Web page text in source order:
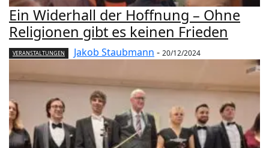
Ein Widerhall der Hoffnung – Ohne
Religionen gibt es keinen Frieden
VERANSTALTUNGEN Jakob Staubmann - 20/12/2024